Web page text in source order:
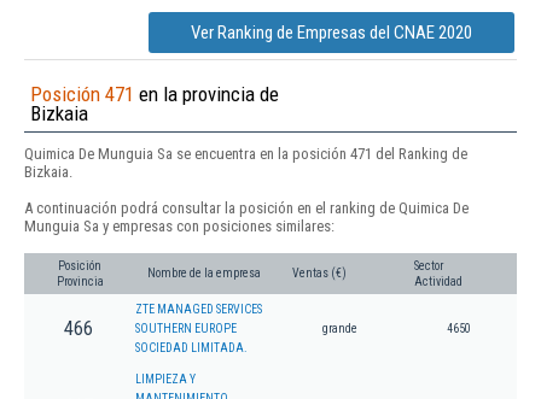
Ver Ranking de Empresas del CNAE 2020
Posición 471 en la provincia de
Bizkaia
Quimica De Munguia Sa se encuentra en la posición 471 del Ranking de
Bizkaia.
A continuación podrá consultar la posición en el ranking de Quimica De
Munguia Sa y empresas con posiciones similares:
Posición
Provincia
Nombre de la empresa Ventas (€)
Sector
Actividad
466
ZTE MANAGED SERVICES
SOUTHERN EUROPE
SOCIEDAD LIMITADA.
grande 4650
LIMPIEZA Y